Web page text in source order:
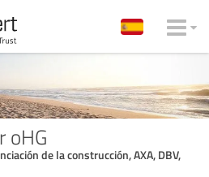
oHG
de la construcción, AXA, DBV,